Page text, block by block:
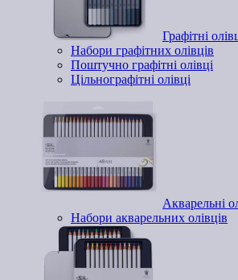
Графітні
Набори графітних олівців
Поштучно графітні олівці
Цільнографітні олівці
Акварельні
Набори акварельних олівців